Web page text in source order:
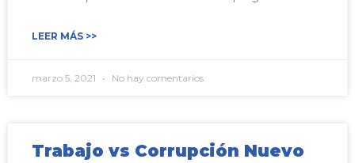
LEER MÁS >>
marzo 5, 2021 No hay comentarios
Trabajo vs Corrupción Nuevo